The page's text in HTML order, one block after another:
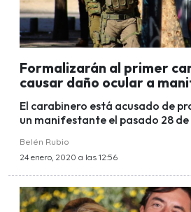
Formalizarán al primer
causar daño ocular a
El carabinero está acusado de
un manifestante el pasado 28
Belén Rubio
24 enero, 2020 a las 12:56